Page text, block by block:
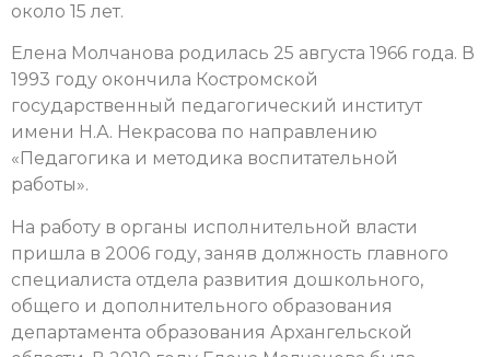
около 15 лет.
Елена Молчанова родилась 25 августа 1966 года. В
1993 году окончила Костромской
государственный педагогический институт
имени Н.А. Некрасова по направлению
«Педагогика и методика воспитательной
работы».
На работу в органы исполнительной власти
пришла в 2006 году, заняв должность главного
специалиста отдела развития дошкольного,
общего и дополнительного образования
департамента образования Архангельской